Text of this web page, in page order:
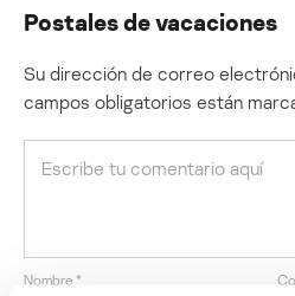
Postales de vacaciones
Su dirección de correo
campos obligatorios están
Nombre *